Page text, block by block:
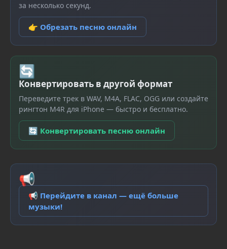
за несколько секунд.
👉 Обрезать песню онлайн
🔄
Конвертировать в другой формат
Переведите трек в WAV, M4A, FLAC, OGG или создайте
рингтон M4R для iPhone — быстро и бесплатно.
🔄 Конвертировать песню онлайн
📢
📢 Перейдите в канал — ещё больше
музыки!